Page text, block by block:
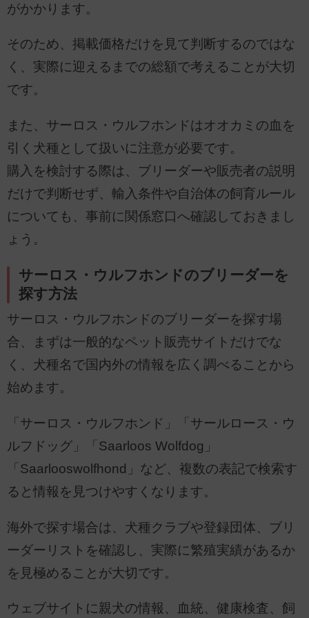
がかかります。
そのため、掲載価格だけを見て判断するのではな
く、実際に迎えるまでの総額で考えることが大切
です。
また、サーロス・ウルフホンドはオオカミの血を
引く犬種として扱いに注意が必要です。
購入を検討する際は、ブリーダーや販売者の説明
だけで判断せず、輸入条件や自治体の飼育ルール
についても、事前に関係窓口へ確認しておきまし
ょう。
サーロス・ウルフホンドのブリーダーを
探す方法
サーロス・ウルフホンドのブリーダーを探す場
合、まずは一般的なペット販売サイトだけでな
く、犬種名で国内外の情報を広く調べることから
始めます。
「サーロス・ウルフホンド」「サールロース・ウ
ルフドッグ」「Saarloos Wolfdog」
「Saarlooswolfhond」など、複数の表記で検索す
ると情報を見つけやすくなります。
海外で探す場合は、犬種クラブや登録団体、ブリ
ーダーリストを確認し、実際に繁殖実績があるか
を見極めることが大切です。
ウェブサイトに親犬の情報、血統、健康検査、飼